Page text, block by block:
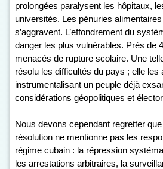
prolongées paralysent les hôpitaux,
universités. Les pénuries
s’aggravent. L’effondrement du
danger les plus vulnérables. Près de
menacés de rupture scolaire. Une
résolu les difficultés du pays ; elle les
instrumentalisant un peuple déjà
considérations géopolitiques et
Nous devons cependant regretter
résolution ne mentionne pas les
régime cubain : la répression
les arrestations arbitraires, la